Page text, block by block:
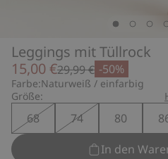
Leggings mit Tüllrock
15,00 €29,99 € -50%
Farbe:Naturweiß / einfarbig
Größe:
68 74 80
In den